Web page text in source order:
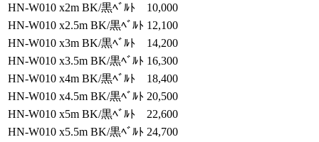
HN-W010 x2m BK/黒ﾍﾞﾙﾄ
10,000
HN-W010 x2.5m BK/黒ﾍﾞﾙﾄ 12,100
HN-W010 x3m BK/黒ﾍﾞﾙﾄ
14,200
HN-W010 x3.5m BK/黒ﾍﾞﾙﾄ 16,300
HN-W010 x4m BK/黒ﾍﾞﾙﾄ
18,400
HN-W010 x4.5m BK/黒ﾍﾞﾙﾄ 20,500
HN-W010 x5m BK/黒ﾍﾞﾙﾄ
22,600
HN-W010 x5.5m BK/黒ﾍﾞﾙﾄ 24,700